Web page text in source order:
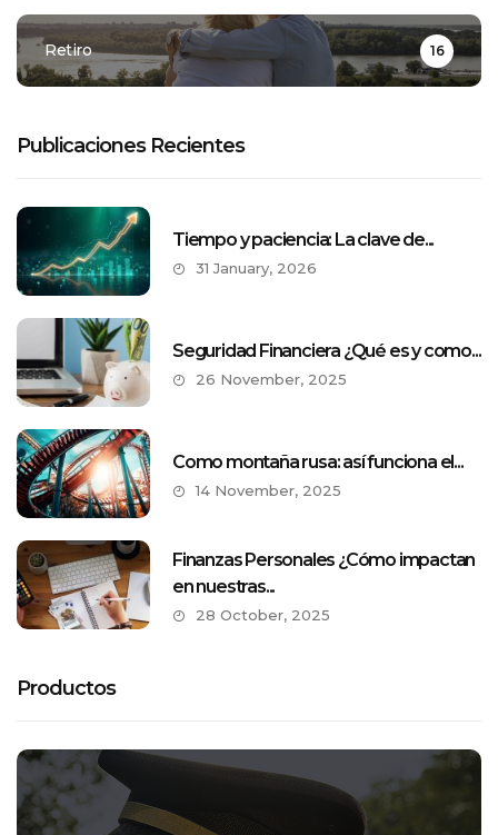
Retiro 16
Publicaciones Recientes
Tiempo y paciencia: La clave de...
31 January, 2026
Seguridad Financiera ¿Qué es y como...
26 November, 2025
Como montaña rusa: así funciona el...
14 November, 2025
Finanzas Personales ¿Cómo impactan
en nuestras...
28 October, 2025
Productos